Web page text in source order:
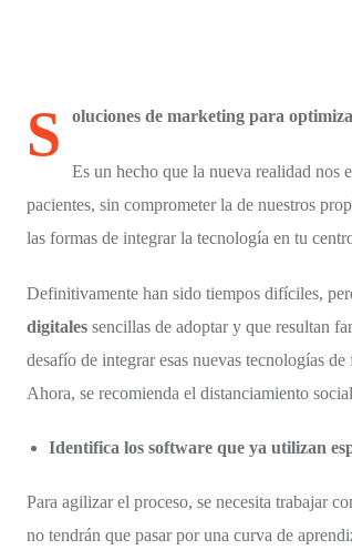
S oluciones de marketing para
Es un hecho que la nueva realidad nos
pacientes, sin comprometer la de nuestros
las formas de integrar la tecnología en tu
Definitivamente han sido tiempos difíciles,
digitales sencillas de adoptar y que resultan
desafío de integrar esas nuevas tecnologías
Ahora, se recomienda el distanciamiento
Identifica los software que ya utilizan
Para agilizar el proceso, se necesita trabajar
no tendrán que pasar por una curva de